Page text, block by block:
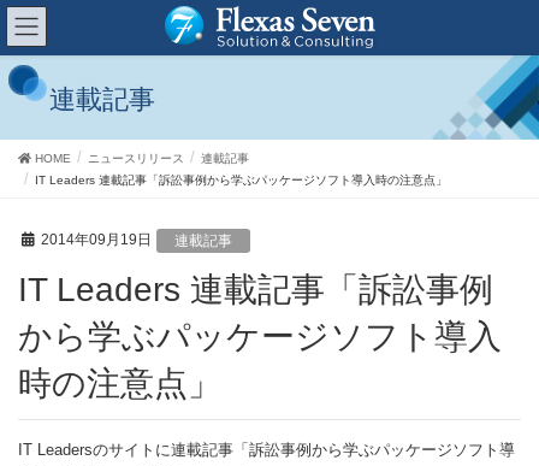
連載記事
HOME ニュースリリース
連載記事
IT Leaders 連載記事「訴訟事例から学ぶパッケージソフト導入時の注意点」
2014年09月19日 連載記事
IT Leaders 連載記事「訴訟事例
から学ぶパッケージソフト導入
時の注意点」
IT Leadersのサイトに連載記事「訴訟事例から学ぶパッケージソフト導